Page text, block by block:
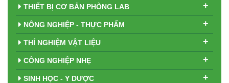
THIẾT BỊ CƠ BẢN PHÒNG LAB +
NÔNG NGHIỆP - THỰC PHẨM +
THÍ NGHIỆM VẬT LIỆU +
CÔNG NGHIỆP NHẸ +
SINH HỌC - Y DƯỢC +